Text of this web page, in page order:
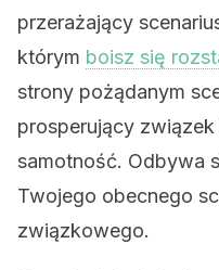
przerażający
którym boisz się
strony pożądanym
prosperujący
samotność. Odbywa
Twojego obecnego
związkowego.